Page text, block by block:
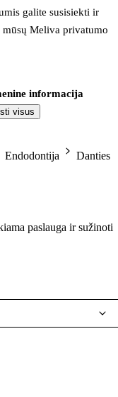
galite susisiekti ir
Meliva privatumo
informacija
visus
Endodontija
Danties
paslauga ir sužinoti